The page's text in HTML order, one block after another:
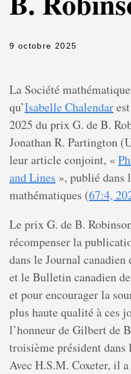
9 octobre 2025
La Société
qu’Isabelle Chalendar
2025 du prix G. de B.
Jonathan R. Partington
leur article conjoint, «
and Lines », publié dans
mathématiques (67:4,
Le prix G. de B.
récompenser la
dans le Journal
et le Bulletin canadien
et pour encourager la
plus haute qualité à ces
l’honneur de Gilbert de
troisième président
Avec H.S.M. Coxeter, il